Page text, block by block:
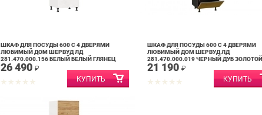
ШКАФ ДЛЯ ПОСУДЫ 600 С 4 ДВЕРЯМИ
ЛЮБИМЫЙ ДОМ ШЕРВУД ЛД
281.470.000.156 БЕЛЫЙ БЕЛЫЙ ГЛЯНЕЦ
26 490 ₽
ШКАФ ДЛЯ ПОСУДЫ 600 С 4 ДВЕРЯМИ
ЛЮБИМЫЙ ДОМ ШЕРВУД ЛД
281.470.000.019 ЧЕРНЫЙ ДУБ ЗОЛОТОЙ
21 190 ₽